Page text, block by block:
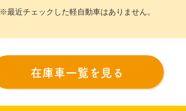
※最近チェックした軽自動車はありません。
在庫車一覧を見る